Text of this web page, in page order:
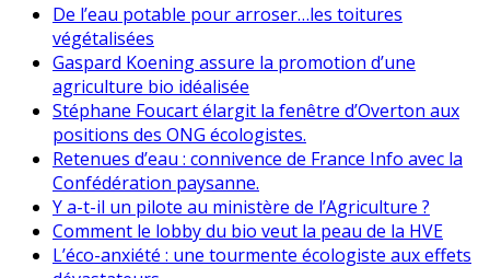
De l’eau potable pour arroser…les toitures
végétalisées
Gaspard Koening assure la promotion d’une
agriculture bio idéalisée
Stéphane Foucart élargit la fenêtre d’Overton aux
positions des ONG écologistes.
Retenues d’eau : connivence de France Info avec la
Confédération paysanne.
Y a-t-il un pilote au ministère de l’Agriculture ?
Comment le lobby du bio veut la peau de la HVE
L’éco-anxiété : une tourmente écologiste aux effets